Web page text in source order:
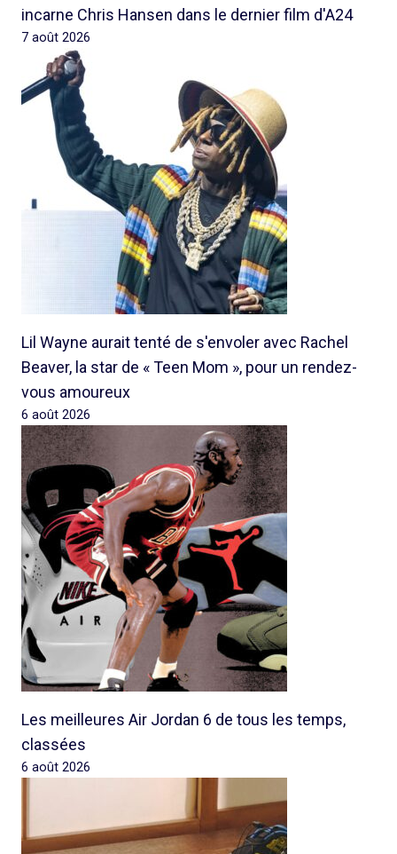
incarne Chris Hansen dans le dernier film d'A24
7 août 2026
Lil Wayne aurait tenté de s'envoler avec Rachel
Beaver, la star de « Teen Mom », pour un rendez-
vous amoureux
6 août 2026
Les meilleures Air Jordan 6 de tous les temps,
classées
6 août 2026